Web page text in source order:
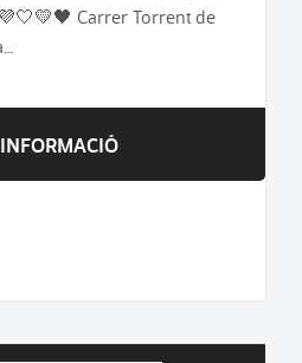
Carrer Torrent de